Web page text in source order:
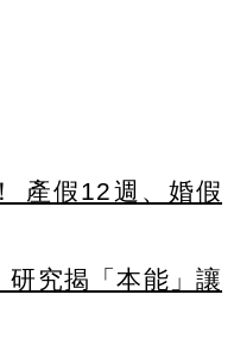
產假12週、婚假
究揭「本能」讓